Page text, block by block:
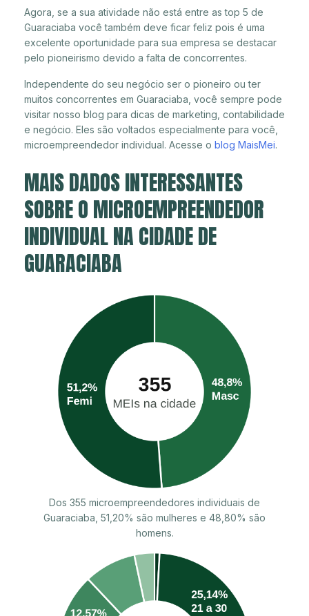
Agora, se a sua atividade não está entre as top 5 de
Guaraciaba você também deve ficar feliz pois é uma
excelente oportunidade para sua empresa se destacar
pelo pioneirismo devido a falta de concorrentes.
Independente do seu negócio ser o pioneiro ou ter
muitos concorrentes em Guaraciaba, você sempre pode
visitar nosso blog para dicas de marketing, contabilidade
e negócio. Eles são voltados especialmente para você,
microempreendedor individual. Acesse o blog MaisMei.
MAIS DADOS INTERESSANTES
SOBRE O MICROEMPREENDEDOR
INDIVIDUAL NA CIDADE DE
GUARACIABA
Dos 355 microempreendedores individuais de
Guaraciaba, 51,20% são mulheres e 48,80% são
homens.